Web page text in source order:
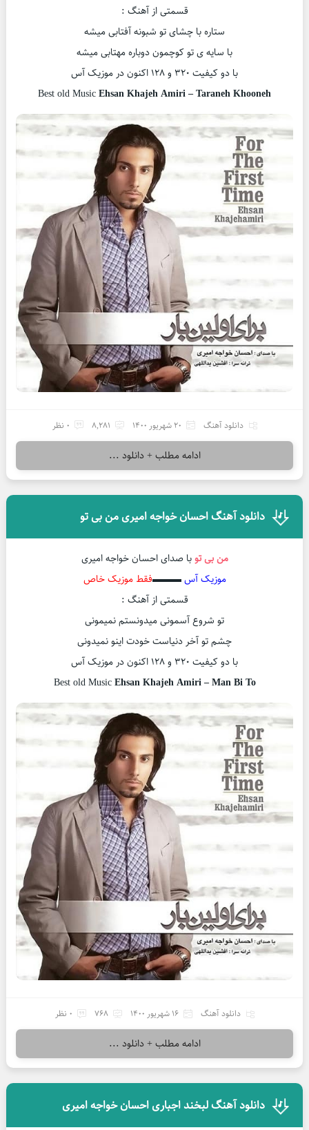
قسمتی از آهنگ :
ستاره با چشای تو شبونه آفتابی میشه
با سایه ی تو کوچمون دوباره مهتابی میشه
با دو کیفیت ۳۲۰ و ۱۲۸ اکنون در موزیک آس
Best old MusicEhsan Khajeh Amiri – Taraneh Khooneh
دانلود آهنگ 20 شهریور 1400 8,281 0 نظر
ادامه مطلب + دانلود ...
دانلود آهنگ احسان خواجه امیری من بی تو
من بی توبا صدای احسان خواجه امیری
موزیک آس▬▬▬فقط موزیک خاص
قسمتی از آهنگ :
تو شروع آسمونی میدونستم نمیمونی
چشم تو آخر دنیاست خودت اینو نمیدونی
با دو کیفیت ۳۲۰ و ۱۲۸ اکنون در موزیک آس
Best old MusicEhsan Khajeh Amiri – Man Bi To
دانلود آهنگ 16 شهریور 1400 768 0 نظر
ادامه مطلب + دانلود ...
دانلود آهنگ لبخند اجباری احسان خواجه امیری